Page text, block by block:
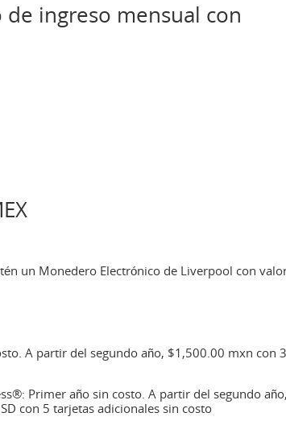
de ingreso mensual con
un Monedero Electrónico de Liverpool con
A partir del segundo año, $1,500.00 mxn con
Primer año sin costo. A partir del segundo año,
con 5 tarjetas adicionales sin costo